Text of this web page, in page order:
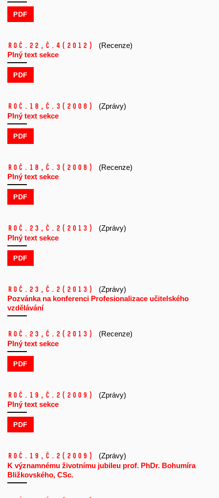
PDF
Roč.22, č.4 (2012)
(Recenze)
Plný text sekce
PDF
Roč.18, č.3 (2008)
(Zprávy)
Plný text sekce
PDF
Roč.18, č.3 (2008)
(Recenze)
Plný text sekce
PDF
Roč.23, č.2 (2013)
(Zprávy)
Plný text sekce
PDF
Roč.23, č.2 (2013)
(Zprávy)
Pozvánka na konferenci Profesionalizace učitelského
vzdělávání
Roč.23, č.2 (2013)
(Recenze)
Plný text sekce
PDF
Roč.19, č.2 (2009)
(Zprávy)
Plný text sekce
PDF
Roč.19, č.2 (2009)
(Zprávy)
K významnému životnímu jubileu prof. PhDr. Bohumíra
Bližkovského, CSc.